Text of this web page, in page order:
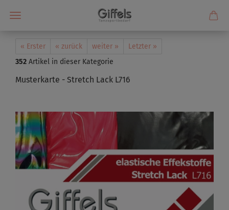
« Erster « zurück weiter »
Letzter »
352 Artikel in dieser Kategorie
Musterkarte - Stretch Lack L716